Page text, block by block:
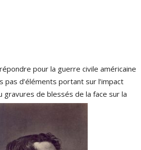
pour la guerre civile américaine
pas d’éléments portant sur l’impact
gravures de blessés de la face sur la